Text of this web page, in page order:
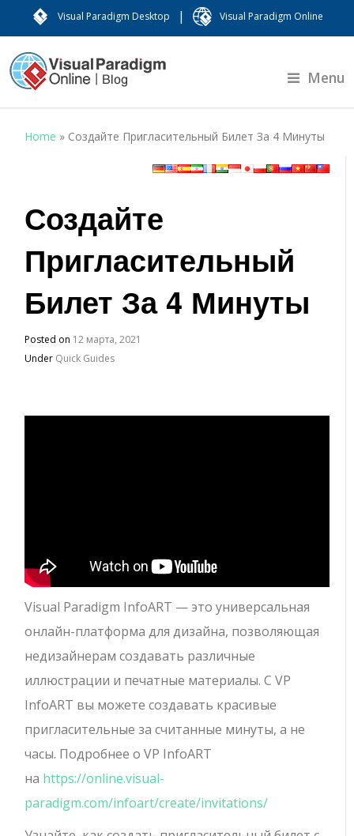
Visual Paradigm Desktop | Visual Paradigm Online
Menu
Home » Создайте Пригласительный Билет За 4 Минуты
Создайте
Пригласительный
Билет За 4 Минуты
Posted on 12 марта, 2021
Under Quick Guides
Visual Paradigm InfoART — это универсальная
онлайн-платформа для дизайна, позволяющая
недизайнерам создавать различные
иллюстрации и печатные материалы. С VP
InfoART вы можете создавать красивые
пригласительные за считанные минуты, а не
часы. Подробнее о VP InfoART
на https://online.visual-
paradigm.com/infoart/create/invitations/